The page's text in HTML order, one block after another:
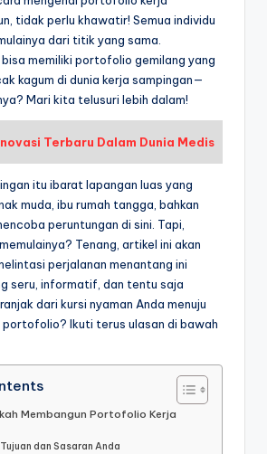
tidak perlu khawatir! Semua individu
dari titik yang sama.
memiliki portofolio gemilang yang
kagum di dunia kerja sampingan—
Mari kita telusuri lebih dalam!
Terbaru Dalam Dunia Medis
itu ibarat lapangan luas yang
muda, ibu rumah tangga, bahkan
peruntungan di sini. Tapi,
Tenang, artikel ini akan
perjalanan menantang ini
seru, informatif, dan tentu saja
dari kursi nyaman Anda menuju
portofolio? Ikuti terus ulasan di bawah
Membangun Portofolio Kerja
dan Sasaran Anda